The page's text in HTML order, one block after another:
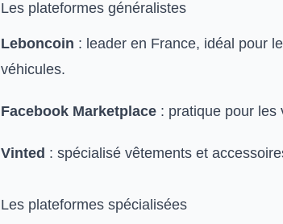
Les plateformes généralistes
Leboncoin : leader en France, idéal pour
véhicules.
Facebook Marketplace : pratique pour les
Vinted : spécialisé vêtements et
Les plateformes spécialisées